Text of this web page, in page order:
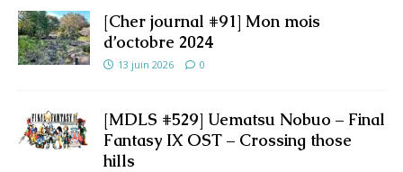
[Cher journal #91] Mon mois
d’octobre 2024
13 juin 2026 0
[MDLS #529] Uematsu Nobuo – Final
Fantasy IX OST – Crossing those
hills